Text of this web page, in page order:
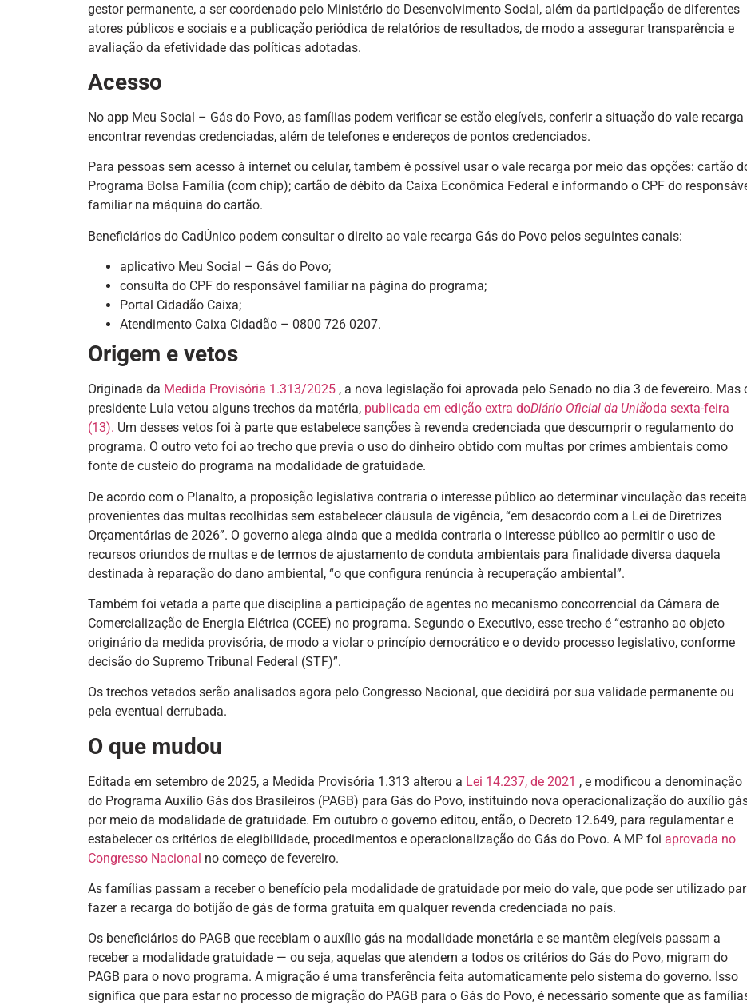
gestor permanente, a ser coordenado pelo Ministério do Desenvolvimento Social, além da participação de diferentes
atores públicos e sociais e a publicação periódica de relatórios de resultados, de modo a assegurar transparência e
avaliação da efetividade das políticas adotadas.
Acesso
No app Meu Social – Gás do Povo, as famílias podem verificar se estão elegíveis, conferir a situação do vale recarga
encontrar revendas credenciadas, além de telefones e endereços de pontos credenciados.
Para pessoas sem acesso à internet ou celular, também é possível usar o vale recarga por meio das opções: cartão
Programa Bolsa Família (com chip); cartão de débito da Caixa Econômica Federal e informando o CPF do
familiar na máquina do cartão.
Beneficiários do CadÚnico podem consultar o direito ao vale recarga Gás do Povo pelos seguintes canais:
aplicativo Meu Social – Gás do Povo;
consulta do CPF do responsável familiar na página do programa;
Portal Cidadão Caixa;
Atendimento Caixa Cidadão – 0800 726 0207.
Origem e vetos
Originada da Medida Provisória 1.313/2025 , a nova legislação foi aprovada pelo Senado no dia 3 de fevereiro. Mas
presidente Lula vetou alguns trechos da matéria, publicada em edição extra doDiário Oficial da Uniãoda sexta-feira
(13). Um desses vetos foi à parte que estabelece sanções à revenda credenciada que descumprir o regulamento do
programa. O outro veto foi ao trecho que previa o uso do dinheiro obtido com multas por crimes ambientais como
fonte de custeio do programa na modalidade de gratuidade.
De acordo com o Planalto, a proposição legislativa contraria o interesse público ao determinar vinculação das
provenientes das multas recolhidas sem estabelecer cláusula de vigência, “em desacordo com a Lei de Diretrizes
Orçamentárias de 2026”. O governo alega ainda que a medida contraria o interesse público ao permitir o uso de
recursos oriundos de multas e de termos de ajustamento de conduta ambientais para finalidade diversa daquela
destinada à reparação do dano ambiental, “o que configura renúncia à recuperação ambiental”.
Também foi vetada a parte que disciplina a participação de agentes no mecanismo concorrencial da Câmara de
Comercialização de Energia Elétrica (CCEE) no programa. Segundo o Executivo, esse trecho é “estranho ao objeto
originário da medida provisória, de modo a violar o princípio democrático e o devido processo legislativo, conforme
decisão do Supremo Tribunal Federal (STF)”.
Os trechos vetados serão analisados agora pelo Congresso Nacional, que decidirá por sua validade permanente ou
pela eventual derrubada.
O que mudou
Editada em setembro de 2025, a Medida Provisória 1.313 alterou a Lei 14.237, de 2021 , e modificou a denominação
do Programa Auxílio Gás dos Brasileiros (PAGB) para Gás do Povo, instituindo nova operacionalização do auxílio
por meio da modalidade de gratuidade. Em outubro o governo editou, então, o Decreto 12.649, para regulamentar e
estabelecer os critérios de elegibilidade, procedimentos e operacionalização do Gás do Povo. A MP foi aprovada no
Congresso Nacional no começo de fevereiro.
As famílias passam a receber o benefício pela modalidade de gratuidade por meio do vale, que pode ser utilizado
fazer a recarga do botijão de gás de forma gratuita em qualquer revenda credenciada no país.
Os beneficiários do PAGB que recebiam o auxílio gás na modalidade monetária e se mantêm elegíveis passam a
receber a modalidade gratuidade — ou seja, aquelas que atendem a todos os critérios do Gás do Povo, migram do
PAGB para o novo programa. A migração é uma transferência feita automaticamente pelo sistema do governo. Isso
significa que para estar no processo de migração do PAGB para o Gás do Povo, é necessário somente que as